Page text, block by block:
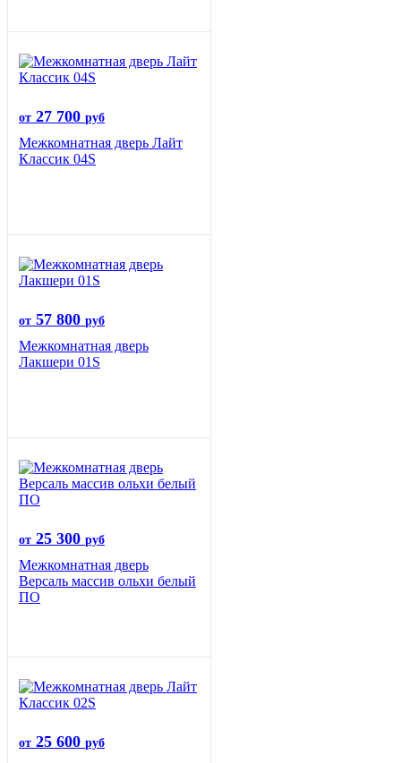
от 27 700 руб
Межкомнатная дверь Лайт
Классик 04S
от 57 800 руб
Межкомнатная дверь
Лакшери 01S
от 25 300 руб
Межкомнатная дверь
Версаль массив ольхи белый
ПО
от 25 600 руб